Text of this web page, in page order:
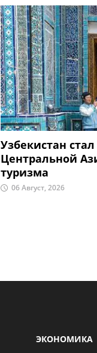
Узбекистан
Центральной
туризма
06 Август, 2026
ЭКОНОМИКА